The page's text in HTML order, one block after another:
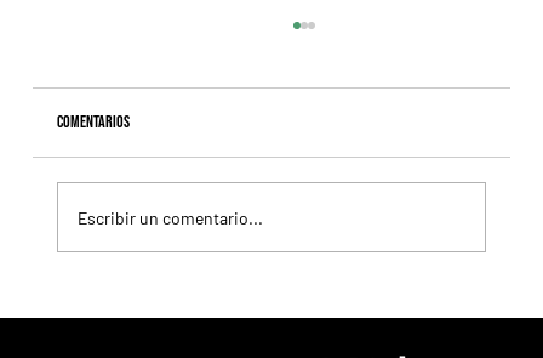
Comentarios
Escribir un comentario...